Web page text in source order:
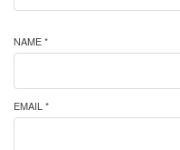
NAME *
EMAIL *